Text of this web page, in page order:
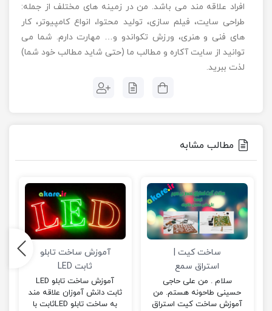
افراد علاقه مند می باشد. من در زمینه های مختلف از جمله:
طراحی سایت، فیلم سازی، تولید محتوا، انواع کامپیوتر، کار
های فنی و هنری، ورزش تکواندو و… مهارت دارم. شما می
توانید از سایت آکاره و مطالب ما (حتی شاید مطالب خود شما)
لذت ببرید.
مطالب مشابه
ساخت کیت |
استراق سمع
سلام . من علی حاجی
حسینی طاحونه هستم. من
آموزش ساخت کیت استراق
آموزش ساخت تابلو
ثابت LED
آموزش ساخت تابلو LED
ثابت دانش آموزان علاقه مند
به ساخت تابلو LEDثابت با